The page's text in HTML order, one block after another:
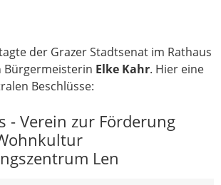
der Grazer Stadtsenat im Rathaus
Bürgermeisterin Elke Kahr. Hier eine
Beschlüsse:
- Verein zur Förderung
Len